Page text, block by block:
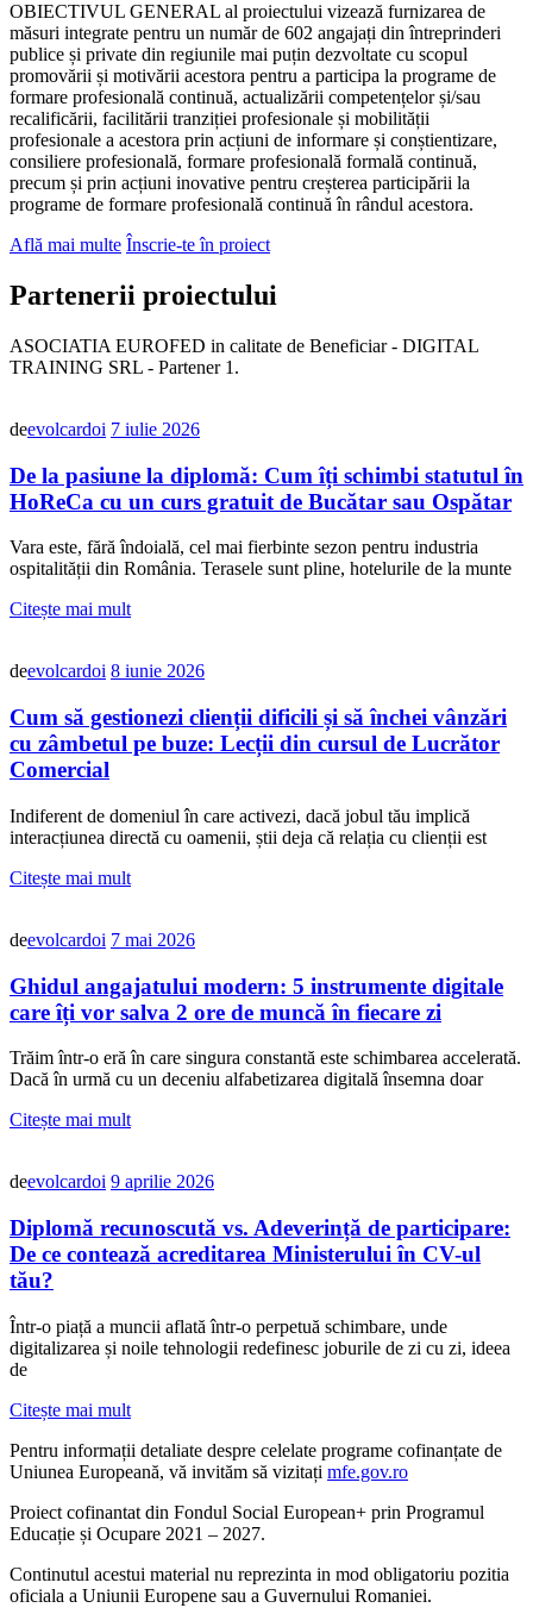
OBIECTIVUL GENERAL al proiectului vizează furnizarea de
măsuri integrate pentru un număr de 602 angajați din întreprinderi
publice și private din regiunile mai puțin dezvoltate cu scopul
promovării și motivării acestora pentru a participa la programe de
formare profesională continuă, actualizării competențelor și/sau
recalificării, facilitării tranziției profesionale și mobilității
profesionale a acestora prin acțiuni de informare și conștientizare,
consiliere profesională, formare profesională formală continuă,
precum și prin acțiuni inovative pentru creșterea participării la
programe de formare profesională continuă în rândul acestora.
Află mai multe Înscrie-te în proiect
Partenerii proiectului
ASOCIATIA EUROFED in calitate de Beneficiar - DIGITAL
TRAINING SRL - Partener 1.
deevolcardoi 7 iulie 2026
De la pasiune la diplomă: Cum îți schimbi statutul în
HoReCa cu un curs gratuit de Bucătar sau Ospătar
Vara este, fără îndoială, cel mai fierbinte sezon pentru industria
ospitalității din România. Terasele sunt pline, hotelurile de la munte
Citește mai mult
deevolcardoi 8 iunie 2026
Cum să gestionezi clienții dificili și să închei vânzări
cu zâmbetul pe buze: Lecții din cursul de Lucrător
Comercial
Indiferent de domeniul în care activezi, dacă jobul tău implică
interacțiunea directă cu oamenii, știi deja că relația cu clienții est
Citește mai mult
deevolcardoi 7 mai 2026
Ghidul angajatului modern: 5 instrumente digitale
care îți vor salva 2 ore de muncă în fiecare zi
Trăim într-o eră în care singura constantă este schimbarea accelerată.
Dacă în urmă cu un deceniu alfabetizarea digitală însemna doar
Citește mai mult
deevolcardoi 9 aprilie 2026
Diplomă recunoscută vs. Adeverință de participare:
De ce contează acreditarea Ministerului în CV-ul
tău?
Într-o piață a muncii aflată într-o perpetuă schimbare, unde
digitalizarea și noile tehnologii redefinesc joburile de zi cu zi, ideea
de
Citește mai mult
Pentru informații detaliate despre celelate programe cofinanțate de
Uniunea Europeană, vă invităm să vizitați mfe.gov.ro
Proiect cofinantat din Fondul Social European+ prin Programul
Educație și Ocupare 2021 – 2027.
Continutul acestui material nu reprezinta in mod obligatoriu pozitia
oficiala a Uniunii Europene sau a Guvernului Romaniei.